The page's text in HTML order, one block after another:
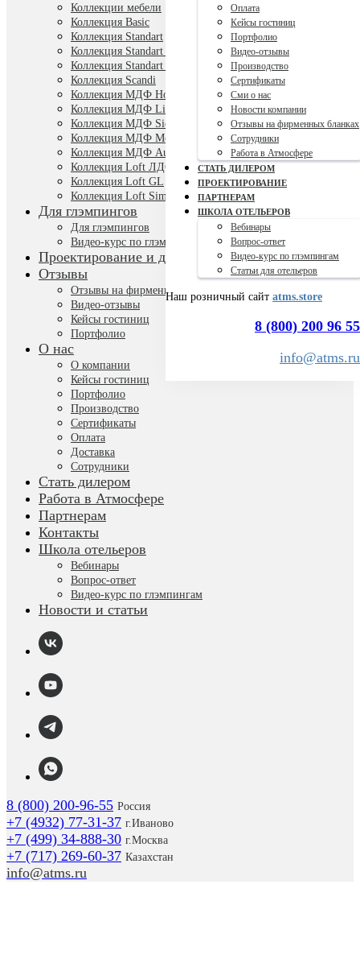
Оплата
Кейсы гостиниц
Портфолио
Видео-отзывы
Производство
Сертификаты
Сми о нас
Новости компании
Отзывы на фирменных бланках
Сотрудники
Работа в Атмосфере
СТАТЬ ДИЛЕРОМ
ПРОЕКТИРОВАНИЕ
ПАРТНЕРАМ
ШКОЛА ОТЕЛЬЕРОВ
Вебинары
Вопрос-ответ
Видео-курс по глэмпингам
Статьи для отельеров
Наш розничный сайт atms.store
8 (800) 200 96 55
info@atms.ru
Коллекции мебели
Коллекция Basic
Коллекция Standart
Коллекция Standart Plus
Коллекция Standart Color
Коллекция Scandi
Коллекция МДФ Honey
Коллекция МДФ Line
Коллекция МДФ Side
Коллекция МДФ Moon
Коллекция МДФ Aura
Коллекция Loft ЛДСП
Коллекция Loft GL
Коллекция Loft Simple
Для глэмпингов
Для глэмпингов
Видео-курс по глэмпингам
Проектирование и дизайн
Отзывы
Отзывы на фирменных бланках
Видео-отзывы
Кейсы гостиниц
Портфолио
О нас
О компании
Кейсы гостиниц
Портфолио
Производство
Сертификаты
Оплата
Доставка
Сотрудники
Стать дилером
Работа в Атмосфере
Партнерам
Контакты
Школа отельеров
Вебинары
Вопрос-ответ
Видео-курс по глэмпингам
Новости и статьи
8 (800) 200-96-55 Россия
+7 (4932) 77-31-37 г.Иваново
+7 (499) 34-888-30 г.Москва
+7 (717) 269-60-37 Казахстан
info@atms.ru